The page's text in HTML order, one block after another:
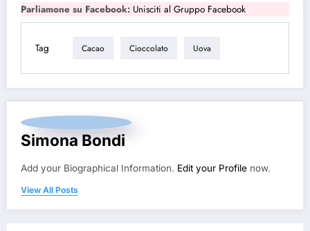
Parliamone su Facebook: Unisciti al Gruppo Facebook
Tag Cacao Cioccolato Uova
Simona Bondi
Add your Biographical Information. Edit your Profile now.
View All Posts